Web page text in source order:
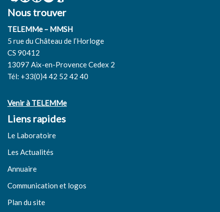
Nous trouver
TELEMMe – MMSH
5 rue du Château de l’Horloge
CS 90412
13097 Aix-en-Provence Cedex 2
Tél: +33(0)4 42 52 42 40
Venir à TELEMMe
Liens rapides
Le Laboratoire
Les Actualités
Annuaire
Communication et logos
Plan du site